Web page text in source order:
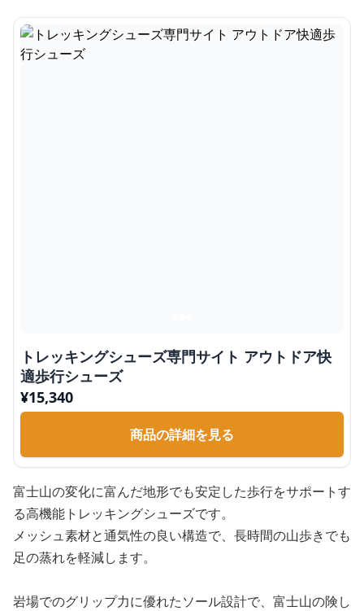
トレッキングシューズ専門サイト アウトドア快
適歩行シューズ
¥15,340
商品の詳細を見る
富士山の変化に富んだ地形でも安定した歩行をサポートす
る高機能トレッキングシューズです。
メッシュ素材と通気性の良い構造で、長時間の山歩きでも
足の蒸れを軽減します。
岩場でのグリップ力に優れたソール設計で、富士山の険し